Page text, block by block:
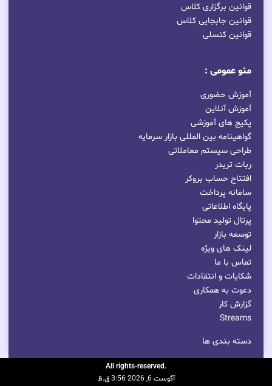
قوانین برگزاری کلاس
قوانین جابجایی کلاس
قوانین کنسلی
منو عمومی :
آموزش حضوری
آموزش آنلاین
پکیج های آموزشی
گواهینامه بین المللی بازار سرمایه
طراحی سیستم معاملاتی
ربات تریدر
افتتاح حساب بروکر
سامانه پرداخت
پایگاه اطلاعاتی
پرتال تولید محتوا
توسعه بازار
لینک های ویژه
تماس با ما
شکایات و انتقادات
دعوت به همکاری
گزارش کار
Streams
دسته بندی ها
.All rights-reserved
آگوست 6, 2026 3:56 ق.ظ